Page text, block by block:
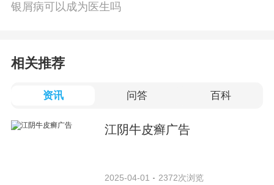
银屑病可以成为医生吗
相关推荐
资讯 问答 百科
江阴牛皮癣广告
2025-04-01 2372次浏览